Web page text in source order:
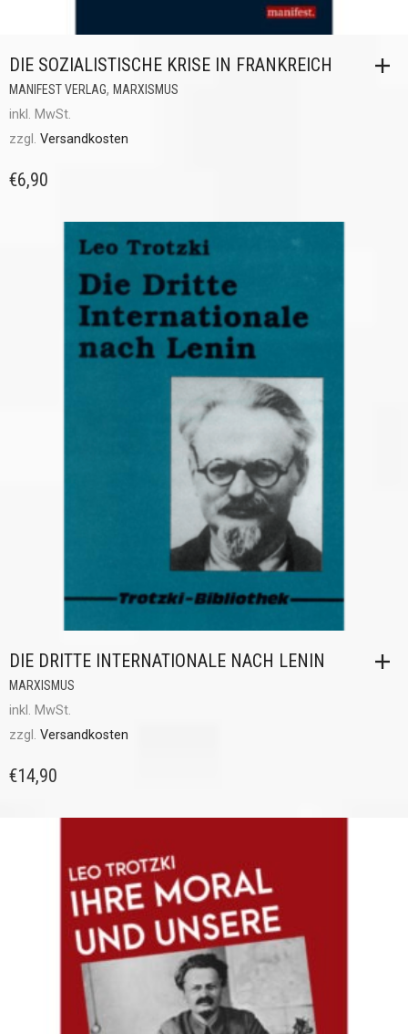
DIE SOZIALISTISCHE KRISE IN FRANKREICH
MANIFEST VERLAG, MARXISMUS
inkl. MwSt.
zzgl. Versandkosten
€6,90
DIE DRITTE INTERNATIONALE NACH LENIN
MARXISMUS
inkl. MwSt.
zzgl. Versandkosten
€14,90